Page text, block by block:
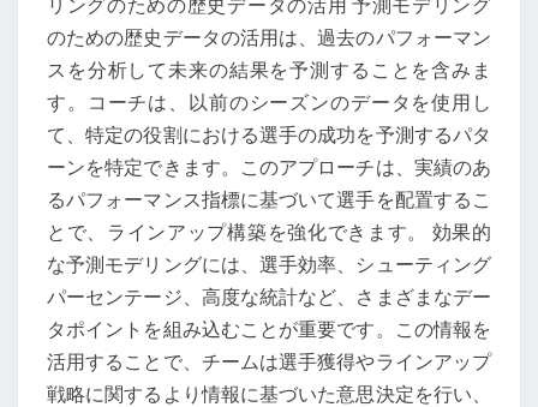
のための歴史データの活用は、過去のパフォーマン
スを分析して未来の結果を予測することを含みま
す。コーチは、以前のシーズンのデータを使用し
て、特定の役割における選手の成功を予測するパタ
ーンを特定できます。このアプローチは、実績のあ
るパフォーマンス指標に基づいて選手を配置するこ
とで、ラインアップ構築を強化できます。 効果的
な予測モデリングには、選手効率、シューティング
パーセンテージ、高度な統計など、さまざまなデー
タポイントを組み込むことが重要です。この情報を
活用することで、チームは選手獲得やラインアップ
戦略に関するより情報に基づいた意思決定を行い、